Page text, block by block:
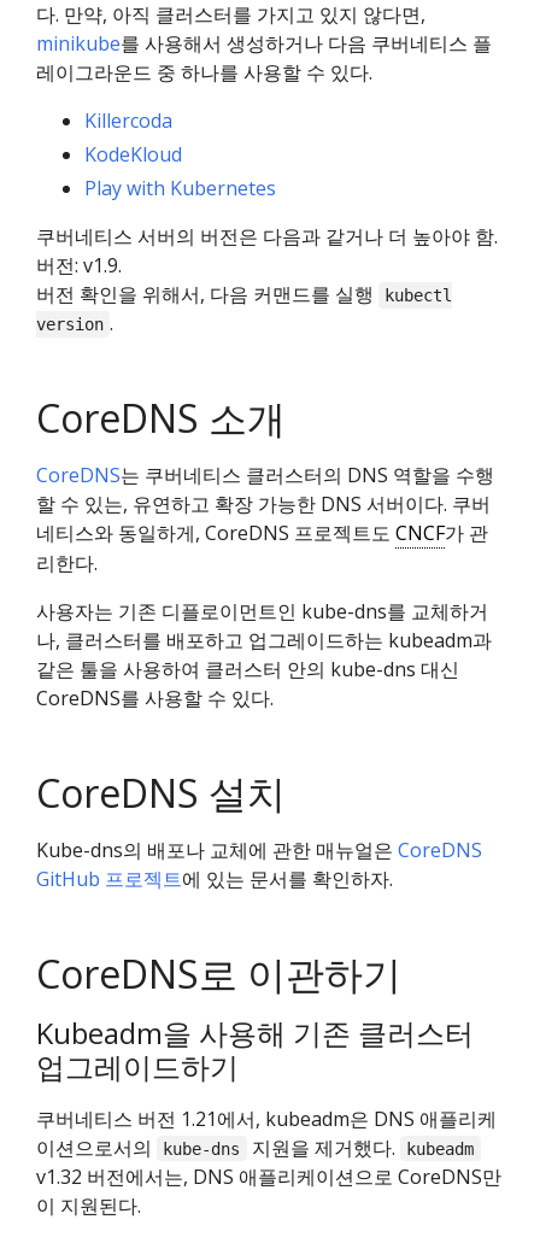
다. 만약, 아직 클러스터를 가지고 있지 않다면,
minikube를 사용해서 생성하거나 다음 쿠버네티스 플
레이그라운드 중 하나를 사용할 수 있다.
Killercoda
KodeKloud
Play with Kubernetes
쿠버네티스 서버의 버전은 다음과 같거나 더 높아야 함.
버전: v1.9.
버전 확인을 위해서, 다음 커맨드를 실행
kubectl
version .
CoreDNS 소개
CoreDNS는 쿠버네티스 클러스터의 DNS 역할을 수행
할 수 있는, 유연하고 확장 가능한 DNS 서버이다. 쿠버
네티스와 동일하게, CoreDNS 프로젝트도 CNCF가 관
리한다.
사용자는 기존 디플로이먼트인 kube-dns를 교체하거
나, 클러스터를 배포하고 업그레이드하는 kubeadm과
같은 툴을 사용하여 클러스터 안의 kube-dns 대신
CoreDNS를 사용할 수 있다.
CoreDNS 설치
Kube-dns의 배포나 교체에 관한 매뉴얼은 CoreDNS
GitHub 프로젝트에 있는 문서를 확인하자.
CoreDNS로 이관하기
Kubeadm을 사용해 기존 클러스터
업그레이드하기
쿠버네티스 버전 1.21에서, kubeadm은 DNS 애플리케
이션으로서의
kube-dns 지원을 제거했다. kubeadm
v1.32 버전에서는, DNS 애플리케이션으로 CoreDNS만
이 지원된다.